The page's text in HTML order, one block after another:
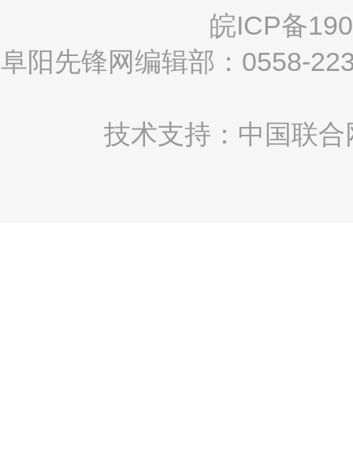
皖ICP备
阜阳先锋网编辑部：0558-
技术支持：中国联